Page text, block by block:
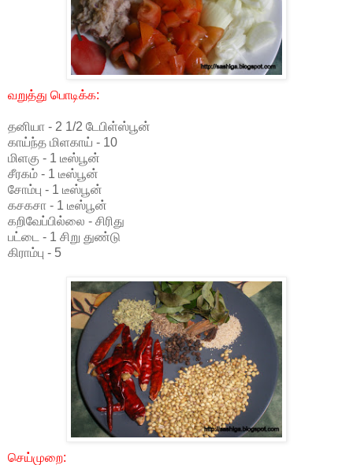
வறுத்து பொடிக்க:
தனியா - 2 1/2 டேபிள்ஸ்பூன்
காய்ந்த மிளகாய் - 10
மிளகு - 1 டீஸ்பூன்
சீரகம் - 1 டீஸ்பூன்
சோம்பு - 1 டீஸ்பூன்
கசகசா - 1 டீஸ்பூன்
கறிவேப்பில்லை - சிரிது
பட்டை - 1 சிறு துண்டு
கிராம்பு - 5
செய்முறை: